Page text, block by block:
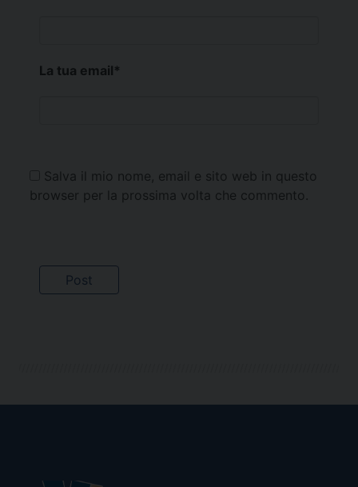
La tua email*
Salva il mio nome, email e sito web in questo
browser per la prossima volta che commento.